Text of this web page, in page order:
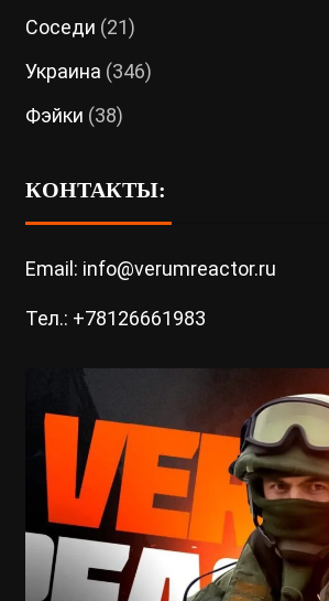
Соседи (21)
Украина (346)
Фэйки (38)
КОНТАКТЫ:
Email: info@verumreactor.ru
Тел.: +78126661983